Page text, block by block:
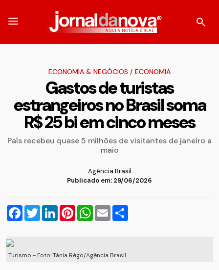
ECONOMIA & NEGÓCIOS / ECONOMIA
Gastos de turistas
estrangeiros no Brasil soma
R$ 25 bi em cinco meses
País recebeu quase 5 milhões de visitantes de janeiro a
maio
Agência Brasil
Publicado em: 29/06/2026
Facebook
TwitterLinkedInPinterestWhatsApp
Email
Turismo - Foto: Tânia Rêgo/Agência Brasil